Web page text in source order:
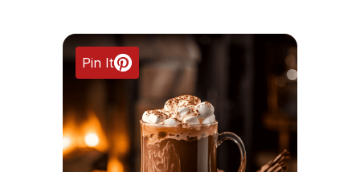
Pin It